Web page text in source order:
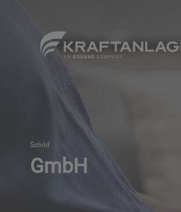
springen
Schild
GmbH